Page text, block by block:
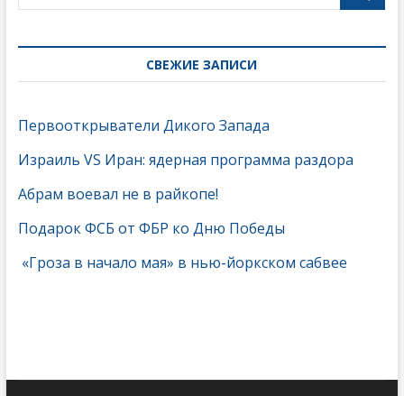
СВЕЖИЕ ЗАПИСИ
Первооткрыватели Дикого Запада
Израиль VS Иран: ядерная программа раздора
Абрам воевал не в райкопе!
Подарок ФСБ от ФБР ко Дню Победы
«Гроза в начало мая» в нью-йоркском сабвее